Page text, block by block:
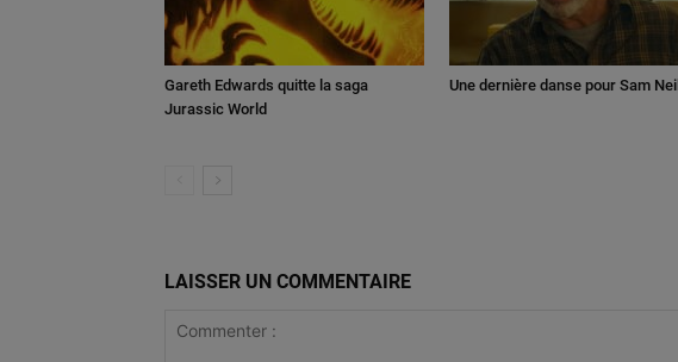
Gareth Edwards quitte la saga
Jurassic World
Une dernière danse pour Sam Neil
LAISSER UN COMMENTAIRE